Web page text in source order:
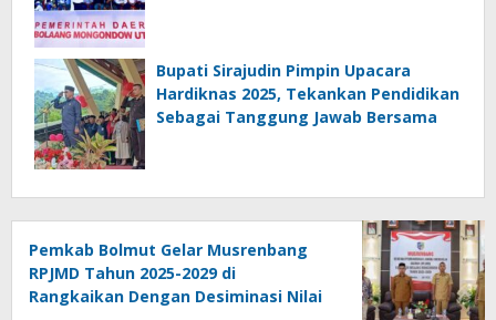
Bupati Sirajudin Pimpin Upacara
Hardiknas 2025, Tekankan Pendidikan
Sebagai Tanggung Jawab Bersama
Pemkab Bolmut Gelar Musrenbang
RPJMD Tahun 2025-2029 di
Rangkaikan Dengan Desiminasi Nilai